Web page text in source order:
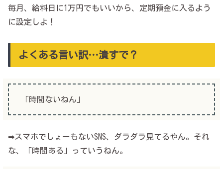
毎月、給料日に1万円でもいいから、定期預金に入るよう
に設定しよ！
よくある言い訳…潰すで？
「時間ないねん」
➡スマホでしょーもないSNS、ダラダラ見てるやん。それ
な、「時間ある」っていうねん。